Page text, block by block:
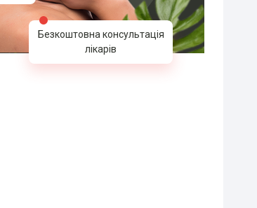
Безкоштовна консультація
лікарів